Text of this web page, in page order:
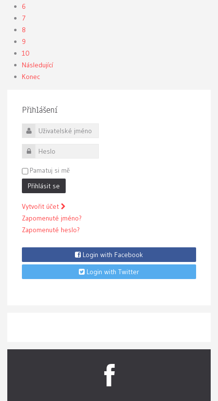
6
7
8
9
10
Následující
Konec
Přihlášení
Uživatelské jméno
Heslo
Pamatuj si mě
Přihlásit se
Vytvořit účet
Zapomenuté jméno?
Zapomenuté heslo?
Login with Facebook
Login with Twitter